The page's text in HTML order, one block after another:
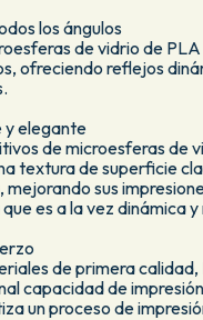
los ángulos
de vidrio de
ofreciendo reflejos
y elegante
de microesferas de
textura de superficie
sus
es a la vez dinámica
de primera
capacidad de
un proceso de